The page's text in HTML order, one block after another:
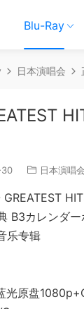
Blu-Ray
日本演唱会
日本演唱会
B3カレンダー
乐专辑
光原盘